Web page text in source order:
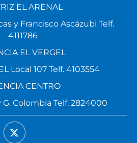
EL ARENAL
y Francisco Ascázubi Telf.
4111786
EL VERGEL
Local 107 Telf. 4103554
CENTRO
Colombia Telf. 2824000